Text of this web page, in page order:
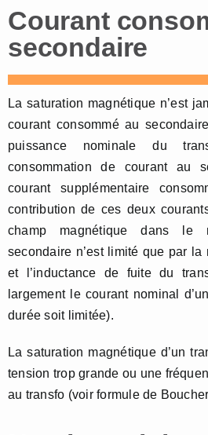
Courant
secondaire
La saturation magnétique n’est
courant consommé au
puissance nominale du
consommation de courant au
courant supplémentaire
contribution de ces deux
champ magnétique dans le
secondaire n’est limité que par
et l’inductance de fuite du
largement le courant nominal
durée soit limitée).
La saturation magnétique d’un
tension trop grande ou une
au transfo (voir formule de